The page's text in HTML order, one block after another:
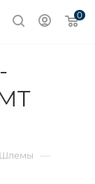
0
Шлемы —